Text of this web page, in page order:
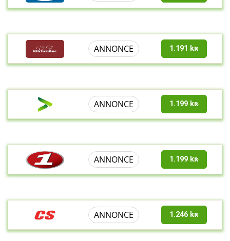
ANNONCE 1.191 kr.
ANNONCE 1.199 kr.
ANNONCE 1.199 kr.
ANNONCE 1.246 kr.